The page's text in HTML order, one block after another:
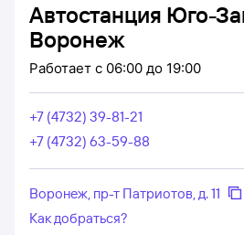
Автостанция Юго-
Воронеж
Работает с 06:00 до 19:00
+7 (4732) 39-81-21
+7 (4732) 63-59-88
Воронеж, пр-т Патриотов, д. 11
Как добраться?